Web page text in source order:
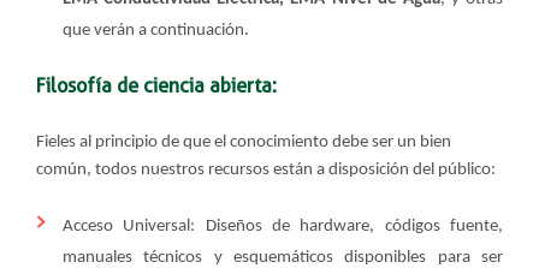
que verán a continuación.
Filosofía de ciencia abierta:
Fieles al principio de que el conocimiento debe ser un bien
común, todos nuestros recursos están a disposición del público:
Acceso Universal: Diseños de hardware, códigos fuente,
manuales técnicos y esquemáticos disponibles para ser